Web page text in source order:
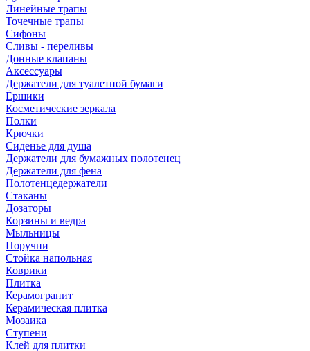
Линейные трапы
Точечные трапы
Сифоны
Сливы - переливы
Донные клапаны
Аксессуары
Держатели для туалетной бумаги
Ёршики
Косметические зеркала
Полки
Крючки
Сиденье для душа
Держатели для бумажных полотенец
Держатели для фена
Полотенцедержатели
Стаканы
Дозаторы
Корзины и ведра
Мыльницы
Поручни
Стойка напольная
Коврики
Плитка
Керамогранит
Керамическая плитка
Мозаика
Ступени
Клей для плитки